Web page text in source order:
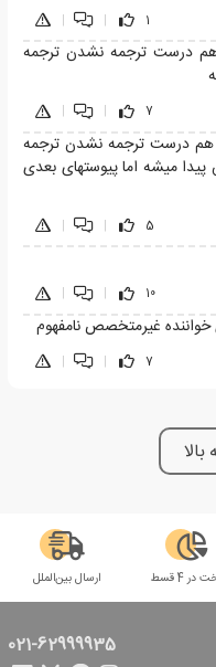
1
|
|
درست ترجمه نشدن ترجمه
7
|
|
درست ترجمه نشدن ترجمه
میشه اما پیوستهای بعدی
5
|
|
10
|
|
غیرمتخصص نامفهوم
7
|
|
در 4 قسط ارسال بین‌الملل
021-62999935